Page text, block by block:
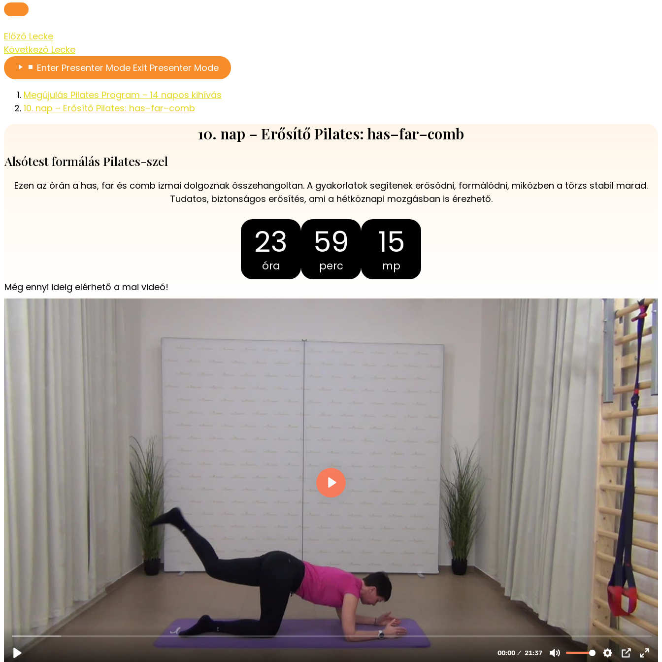
Előző Lecke
Következő Lecke
Enter Presenter Mode Exit Presenter Mode
Megújulás Pilates Program – 14 napos kihívás
10. nap – Erősítő Pilates: has–far–comb
10. nap – Erősítő Pilates: has–far–comb
Alsótest formálás Pilates-szel
Ezen az órán a has, far és comb izmai dolgoznak összehangoltan. A gyakorlatok segítenek erősödni, formálódni, miközben a törzs stabil marad.
Tudatos, biztonságos erősítés, ami a hétköznapi mozgásban is érezhető.
23
óra
59
perc
15
mp
Még ennyi ideig elérhető a mai videó!